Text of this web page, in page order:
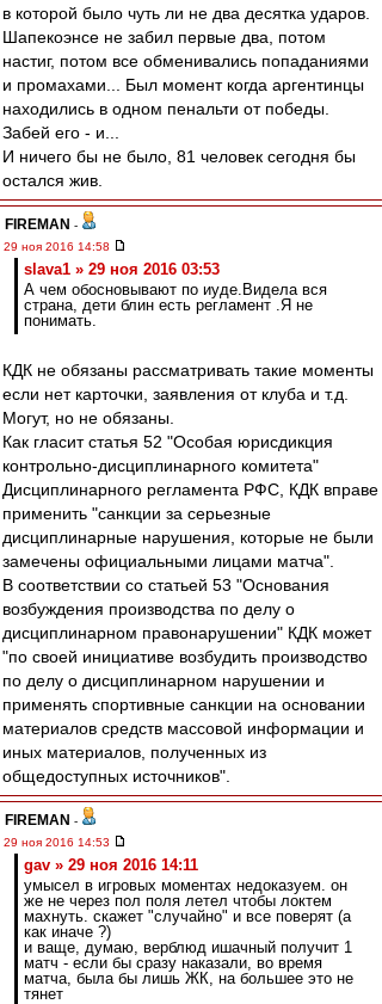
в которой было чуть ли не два десятка ударов.
Шапекоэнсе не забил первые два, потом
настиг, потом все обменивались попаданиями
и промахами... Был момент когда аргентинцы
находились в одном пенальти от победы.
Забей его - и...
И ничего бы не было, 81 человек сегодня бы
остался жив.
FIREMAN -
29 ноя 2016 14:58
slava1 » 29 ноя 2016 03:53
А чем обосновывают по иуде.Видела вся
страна, дети блин есть регламент .Я не
понимать.
КДК не обязаны рассматривать такие моменты
если нет карточки, заявления от клуба и т.д.
Могут, но не обязаны.
Как гласит статья 52 "Особая юрисдикция
контрольно-дисциплинарного комитета"
Дисциплинарного регламента РФС, КДК вправе
применить "санкции за серьезные
дисциплинарные нарушения, которые не были
замечены официальными лицами матча".
В соответствии со статьей 53 "Основания
возбуждения производства по делу о
дисциплинарном правонарушении" КДК может
"по своей инициативе возбудить производство
по делу о дисциплинарном нарушении и
применять спортивные санкции на основании
материалов средств массовой информации и
иных материалов, полученных из
общедоступных источников".
FIREMAN -
29 ноя 2016 14:53
gav » 29 ноя 2016 14:11
умысел в игровых моментах недоказуем. он
же не через пол поля летел чтобы локтем
махнуть. скажет "случайно" и все поверят (а
как иначе ?)
и ваще, думаю, верблюд ишачный получит 1
матч - если бы сразу наказали, во время
матча, была бы лишь ЖК, на большее это не
тянет